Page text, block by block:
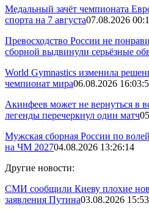
Медальный зачёт чемпионата
спорта на 7 августа07.08.2026
Превосходство России не
сборной выдвинули серьёзные
World Gymnastics изменила
чемпионат мира06.08.2026
Акинфеев может не вернуться в
легенды перечеркнул один матч
Мужская сборная России по
на ЧМ 202704.08.2026 13:26:14
Другие новости:
СМИ сообщили Киеву плохие
заявления Путина03.08.2026